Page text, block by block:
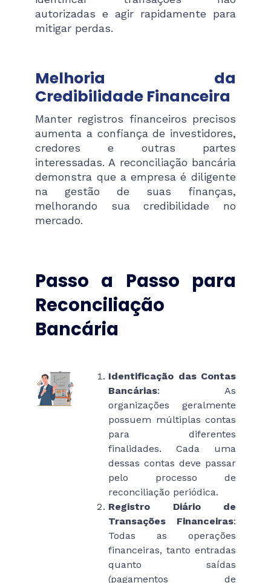
autorizadas e agir rapidamente para
mitigar perdas.
Melhoria da
Credibilidade Financeira
Manter registros financeiros precisos
aumenta a confiança de investidores,
credores e outras partes
interessadas. A reconciliação bancária
demonstra que a empresa é diligente
na gestão de suas finanças,
melhorando sua credibilidade no
mercado.
Passo a Passo para
Reconciliação
Bancária
Identificação das Contas
Bancárias: As
organizações geralmente
possuem múltiplas contas
para diferentes
finalidades. Cada uma
dessas contas deve passar
pelo processo de
reconciliação periódica.
Registro Diário de
Transações Financeiras:
Todas as operações
financeiras, tanto entradas
quanto saídas
(pagamentos de